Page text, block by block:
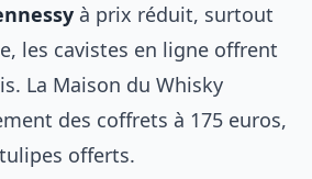
à prix réduit, surtout
les cavistes en ligne offrent
La Maison du Whisky
des coffrets à 175 euros,
offerts.